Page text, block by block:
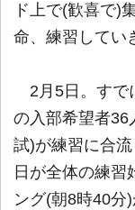
ド上で(歓喜で)
命、練習してい
2月5日。すで
の入部希望者36
試)が練習に合
日が全体の練習
ング(朝8時40分